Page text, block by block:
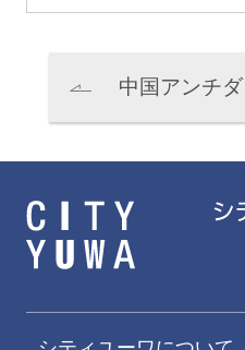
中国アンチ